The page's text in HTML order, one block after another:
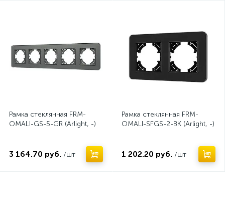
Рамка стеклянная FRM-
OMALI-GS-5-GR (Arlight, -)
3 164.70 руб. /шт
Рамка стеклянная FRM-
OMALI-SFGS-2-BK (Arlight, -)
1 202.20 руб. /шт